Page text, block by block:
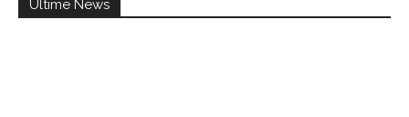
Ultime News